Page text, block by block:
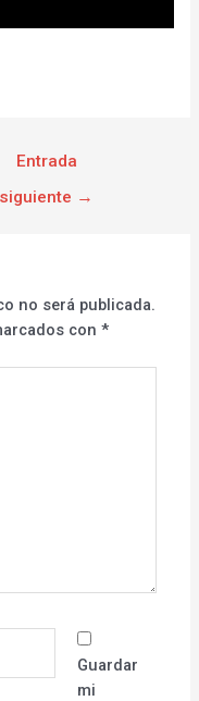
Entrada
siguiente →
no será publicada.
con*
Guardar
mi